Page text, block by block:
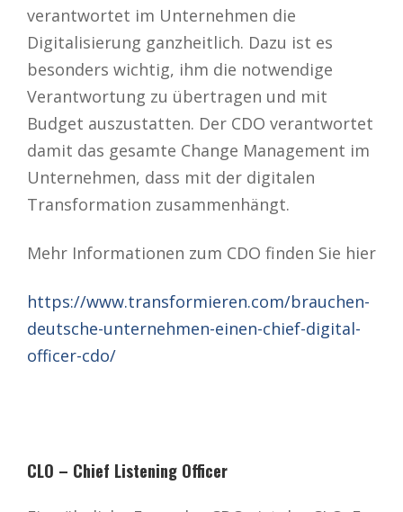
verantwortet im Unternehmen die
Digitalisierung ganzheitlich. Dazu ist es
besonders wichtig, ihm die notwendige
Verantwortung zu übertragen und mit
Budget auszustatten. Der CDO verantwortet
damit das gesamte Change Management im
Unternehmen, dass mit der digitalen
Transformation zusammenhängt.
Mehr Informationen zum CDO finden Sie hier
https://www.transformieren.com/brauchen-
deutsche-unternehmen-einen-chief-digital-
officer-cdo/
CLO – Chief Listening Officer